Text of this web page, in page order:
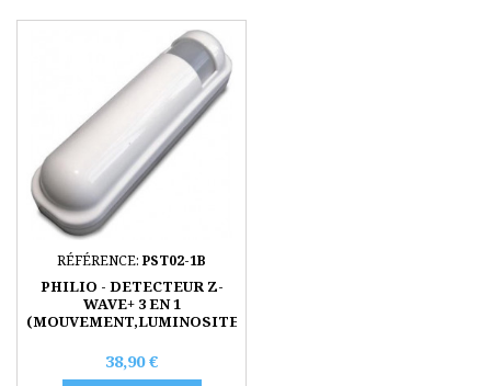
RÉFÉRENCE: PST02-1B
PHILIO - DETECTEUR Z-
WAVE+ 3 EN 1
(MOUVEMENT,LUMINOSITE,TEMPERATURE)
Prix
38,90 €